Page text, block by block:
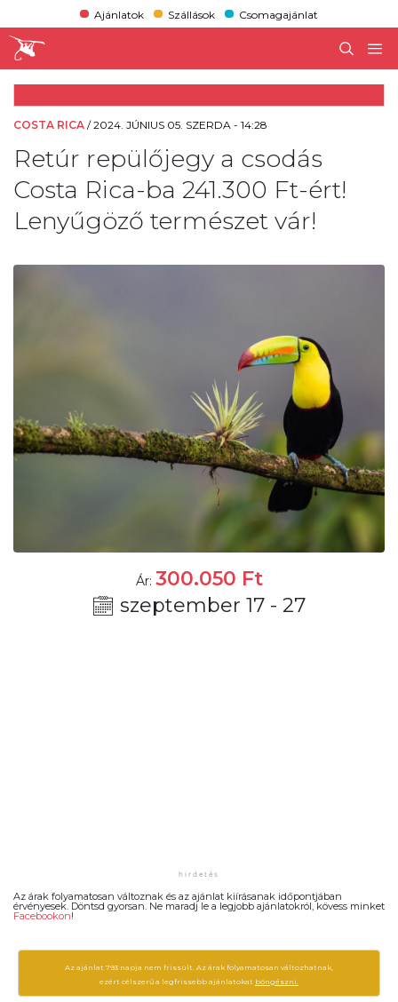
Ajánlatok Szállások Csomagajánlat
COSTA RICA /2024. JÚNIUS 05. SZERDA - 14:28
Retúr repülőjegy a csodás
Costa Rica-ba 241.300 Ft-ért!
Lenyűgöző természet vár!
Ár: 300.050 Ft
szeptember 17 - 27
Az árak folyamatosan változnak és az ajánlat kiírásanak időpontjában
érvényesek. Döntsd gyorsan. Ne maradj le a legjobb ajánlatokról, kövess minket
Facebookon!
Az ajánlat 793 napja nem frissült. Az árak folyamatosan változhatnak,
ezért célszerű a legfrissebb ajánlatokat böngészni.